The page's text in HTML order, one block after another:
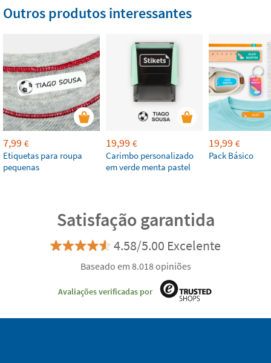
Outros produtos interessantes
7,99 €
Etiquetas para roupa
pequenas
19,99 €
Carimbo personalizado
em verde menta pastel
19,99 €
Pack Básico
Satisfação garantida
4.58/5.00 Excelente
Baseado em 8.018 opiniões
Avaliações verificadas por